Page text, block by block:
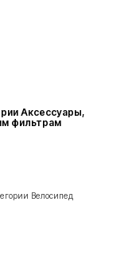
Аксессуары,
фильтрам
Велосипед